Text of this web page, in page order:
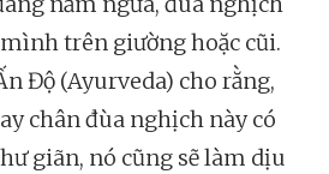
trên giường hoặc cũi.
Độ (Ayurveda) cho rằng,
chân đùa nghịch này có
giãn, nó cũng sẽ làm dịu